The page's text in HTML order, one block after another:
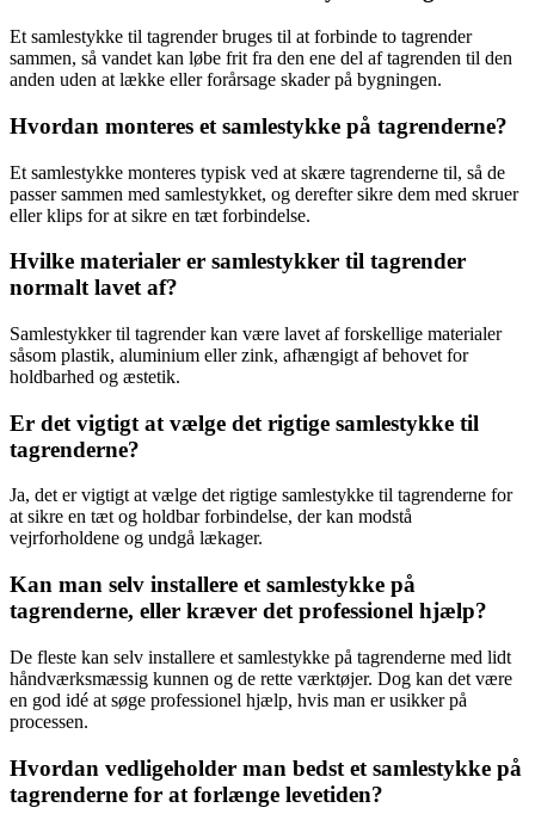
Et samlestykke til tagrender bruges til at forbinde to tagrender
sammen, så vandet kan løbe frit fra den ene del af tagrenden til den
anden uden at lække eller forårsage skader på bygningen.
Hvordan monteres et samlestykke på tagrenderne?
Et samlestykke monteres typisk ved at skære tagrenderne til, så de
passer sammen med samlestykket, og derefter sikre dem med skruer
eller klips for at sikre en tæt forbindelse.
Hvilke materialer er samlestykker til tagrender
normalt lavet af?
Samlestykker til tagrender kan være lavet af forskellige materialer
såsom plastik, aluminium eller zink, afhængigt af behovet for
holdbarhed og æstetik.
Er det vigtigt at vælge det rigtige samlestykke til
tagrenderne?
Ja, det er vigtigt at vælge det rigtige samlestykke til tagrenderne for
at sikre en tæt og holdbar forbindelse, der kan modstå
vejrforholdene og undgå lækager.
Kan man selv installere et samlestykke på
tagrenderne, eller kræver det professionel hjælp?
De fleste kan selv installere et samlestykke på tagrenderne med lidt
håndværksmæssig kunnen og de rette værktøjer. Dog kan det være
en god idé at søge professionel hjælp, hvis man er usikker på
processen.
Hvordan vedligeholder man bedst et samlestykke på
tagrenderne for at forlænge levetiden?